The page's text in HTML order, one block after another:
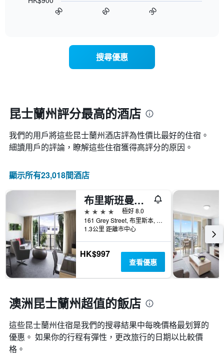
具
有
1
條
Y
示
天
內
找
到
今
平
均
價
格。
X
顯
示
按
級
分
類
店
類
別。
此
表
條
軸，
顯
示
過
近，
房
的
變
況。
圖
1
個
X
軸，
顯
示
距
預
訂
期
的
天
90 60 30
搜尋優惠
昆士蘭州評分最高的酒店
我們的用戶將這些昆士蘭州​酒店評為性價比最好的住宿。
細讀用戶的評論，瞭解這些住宿獲得高評分的原因。
顯示所有23,018間酒店
布里斯班曼特拉南岸酒店
4星級
極好 8.0
161 Grey Street, 布里斯本, QLD, 澳洲
1.3公里 距離市中心
HK$997
查看優惠
澳洲昆士蘭州超值的飯店
這些昆士蘭州​住宿是我們的搜尋結果中每晚價格最划算的
優惠。 如果你的行程有彈性，更改旅行的日期以比較價
格。